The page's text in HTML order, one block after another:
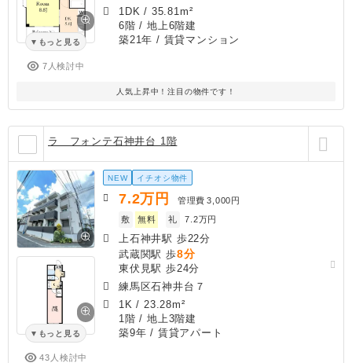
もっと見る
7人検討中
1DK / 35.81m²
6階 / 地上6階建
築21年 / 賃貸マンション
人気上昇中！注目の物件です！
ラ フォンテ石神井台 1階
もっと見る
43人検討中
NEW イチオシ物件
7.2万円 管理費 3,000円
敷
無料 礼 7.2万円
上石神井駅 歩22分
武蔵関駅 歩8分
東伏見駅 歩24分
練馬区石神井台７
1K / 23.28m²
1階 / 地上3階建
築9年 / 賃貸アパート